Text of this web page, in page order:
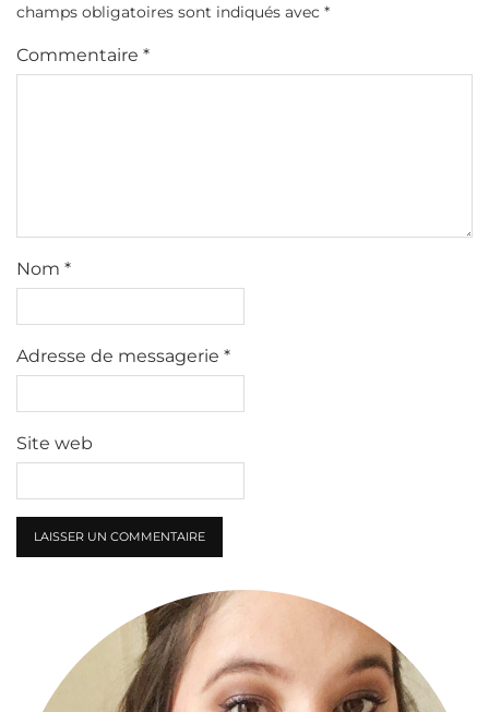
champs obligatoires sont indiqués avec *
Commentaire *
Nom *
Adresse de messagerie *
Site web